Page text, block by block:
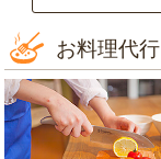
お料理代行